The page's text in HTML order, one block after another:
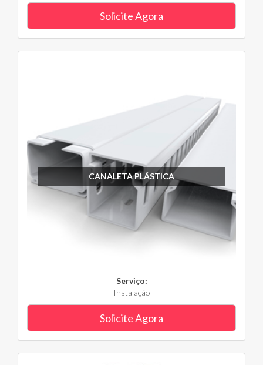
Solicite Agora
CANALETA PLÁSTICA
Serviço:
Instalação
Solicite Agora